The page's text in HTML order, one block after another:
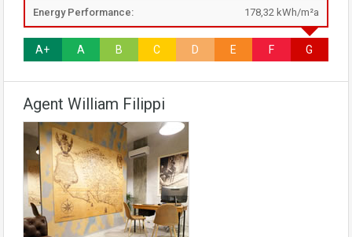
Energy Performance: 178,32 kWh/m²a
A+ A B C D E F G
Agent William Filippi